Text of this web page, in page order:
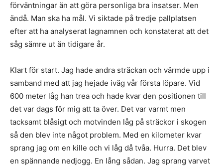
förväntningar än att göra personliga bra insatser. Men
ändå. Man ska ha mål. Vi siktade på tredje pallplatsen
efter att ha analyserat lagnamnen och konstaterat att det
såg sämre ut än tidigare år.
Klart för start. Jag hade andra sträckan och värmde upp i
samband med att jag hejade iväg vår första löpare. Vid
600 meter låg han trea och hade kvar den positionen till
det var dags för mig att ta över. Det var varmt men
tacksamt blåsigt och motvinden låg på sträckor i skogen
så den blev inte något problem. Med en kilometer kvar
sprang jag om en kille och vi låg då tvåa. Hurra. Det blev
en spännande nedjogg. En lång sådan. Jag sprang varvet